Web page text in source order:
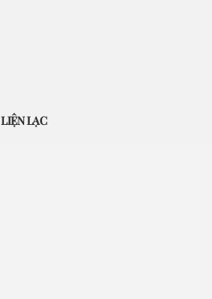
LIỆN LẠC